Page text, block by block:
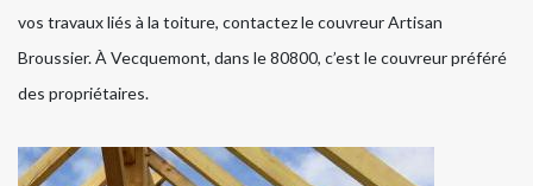
vos travaux liés à la toiture, contactez le couvreur Artisan
Broussier. À Vecquemont, dans le 80800, c’est le couvreur préféré
des propriétaires.